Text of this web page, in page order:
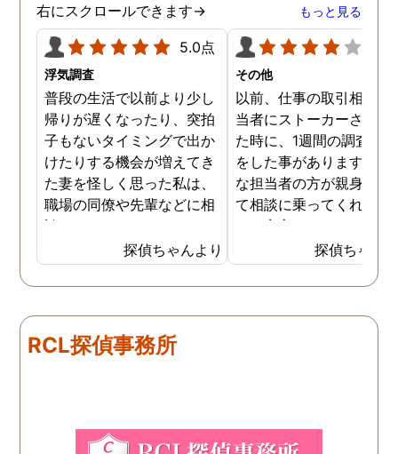
右にスクロールできます→ もっと見る
5.0点
浮気調査
普段の生活で以前より少し
帰りが遅くなったり、突拍
子もないタイミングで出か
けたりする機会が増えてき
た妻を怪しく思った私は、
職場の同僚や先輩などに相
談していました。 そういっ
た相談の回答の一つに調査
を依頼することを勧めら
れ、私は一度相談してみま
に見積もりをもらったとこ
ろ、それほど財布への負担
複雑ですが感謝していま
探偵ちゃんより
その他
以前、仕事の取引相手の
当者にストーカーされて
た時に、1週間の調査依頼
をした事があります。親
な担当者の方が親身にな
て相談に乗ってくれたた
め、安心しました。同じ
うな被害に遭う可能性も
慮し、引越しましたので
もう大丈夫かと思います
探偵ちゃん
RCL探偵事務所